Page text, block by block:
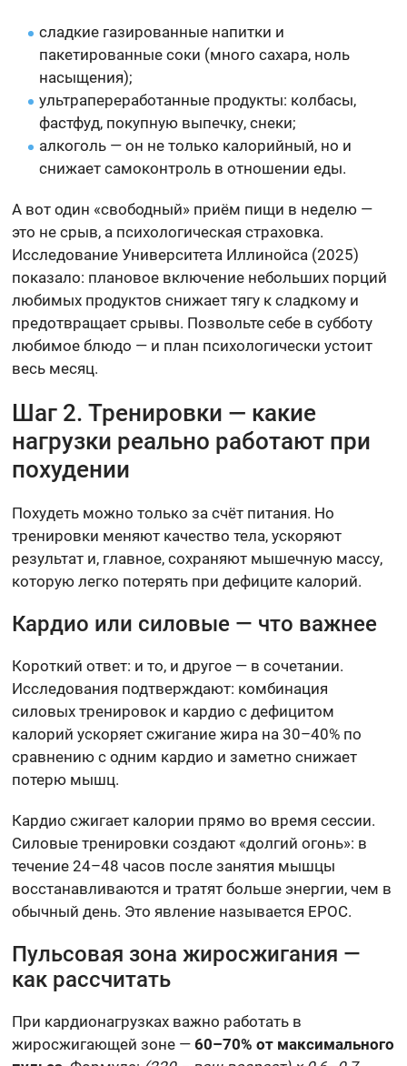
сладкие газированные напитки и
пакетированные соки (много сахара, ноль
насыщения);
ультрапереработанные продукты: колбасы,
фастфуд, покупную выпечку, снеки;
алкоголь — он не только калорийный, но и
снижает самоконтроль в отношении еды.
А вот один «свободный» приём пищи в неделю —
это не срыв, а психологическая страховка.
Исследование Университета Иллинойса (2025)
показало: плановое включение небольших порций
любимых продуктов снижает тягу к сладкому и
предотвращает срывы. Позвольте себе в субботу
любимое блюдо — и план психологически устоит
весь месяц.
Шаг 2. Тренировки — какие
нагрузки реально работают при
похудении
Похудеть можно только за счёт питания. Но
тренировки меняют качество тела, ускоряют
результат и, главное, сохраняют мышечную массу,
которую легко потерять при дефиците калорий.
Кардио или силовые — что важнее
Короткий ответ: и то, и другое — в сочетании.
Исследования подтверждают: комбинация
силовых тренировок и кардио с дефицитом
калорий ускоряет сжигание жира на 30–40% по
сравнению с одним кардио и заметно снижает
потерю мышц.
Кардио сжигает калории прямо во время сессии.
Силовые тренировки создают «долгий огонь»: в
течение 24–48 часов после занятия мышцы
восстанавливаются и тратят больше энергии, чем в
обычный день. Это явление называется EPOC.
Пульсовая зона жиросжигания —
как рассчитать
При кардионагрузках важно работать в
жиросжигающей зоне —60–70% от максимального